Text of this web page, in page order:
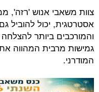
צוות משאבי אנוש 'רזה',
אסטרטגית, יכול להוביל
והמורכבים ביותר
גמישות מרבית המהווה
המודרני.